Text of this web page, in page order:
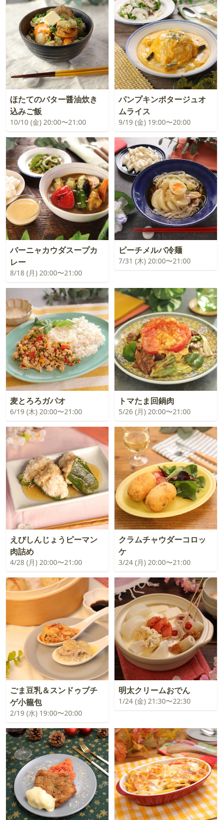
ほたてのバター醤油炊き
込みご飯
10/10 (金) 20:00〜21:00
パンプキンポタージュオ
ムライス
9/19 (金) 19:00〜20:00
バーニャカウダスープカ
レー
8/18 (月) 20:00〜21:00
ピーチメルバ冷麺
7/31 (木) 20:00〜21:00
麦とろろガパオ
6/19 (木) 20:00〜21:00
トマたま回鍋肉
5/26 (月) 20:00〜21:00
えびしんじょうピーマン
肉詰め
4/28 (月) 20:00〜21:00
クラムチャウダーコロッ
ケ
3/24 (月) 20:00〜21:00
ごま豆乳＆スンドゥブチ
ゲ小籠包
2/19 (水) 19:00〜20:00
明太クリームおでん
1/24 (金) 21:30〜22:30